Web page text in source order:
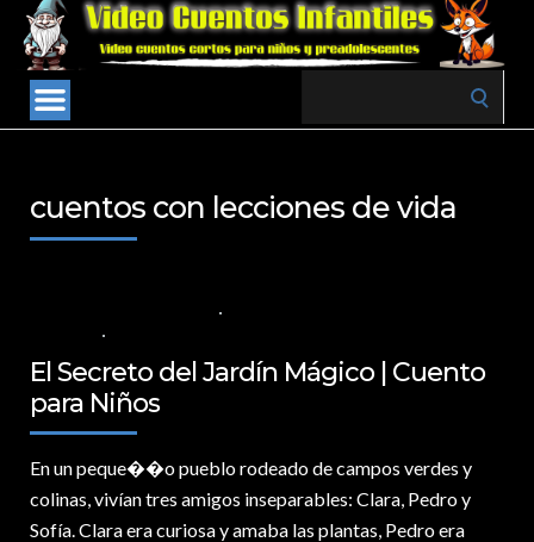
cuentos con lecciones de vida
El Secreto del Jardín Mágico | Cuento
para Niños
En un peque��o pueblo rodeado de campos verdes y
colinas, vivían tres amigos inseparables: Clara, Pedro y
Sofía. Clara era curiosa y amaba las plantas, Pedro era